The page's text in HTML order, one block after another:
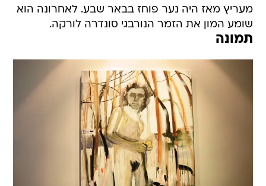
מעריץ מאז היה נער פוחז בבאר שבע. לאחרונה הוא
שומע המון את הזמר הנורבגי סונדרה לורקה.
תמונה